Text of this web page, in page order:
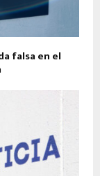
falsa en el